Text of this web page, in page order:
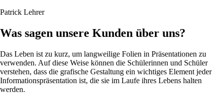
Patrick Lehrer
Was sagen unsere Kunden über uns?
Das Leben ist zu kurz, um langweilige Folien in Präsentationen zu
verwenden. Auf diese Weise können die Schülerinnen und Schüler
verstehen, dass die grafische Gestaltung ein wichtiges Element jeder
Informationspräsentation ist, die sie im Laufe ihres Lebens halten
werden.